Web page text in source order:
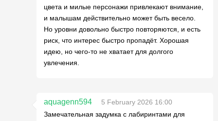
цвета и милые персонажи привлекают внимание,
и малышам действительно может быть весело.
Но уровни довольно быстро повторяются, и есть
риск, что интерес быстро пропадёт. Хорошая
идею, но чего-то не хватает для долгого
увлечения.
aquagenn594
5 February 2026 16:00
Замечательная задумка с лабиринтами для